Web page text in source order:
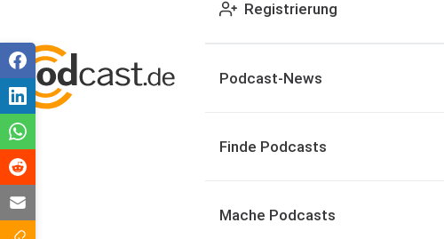
Registrierung
Podcast-News
Finde Podcasts
Mache Podcasts